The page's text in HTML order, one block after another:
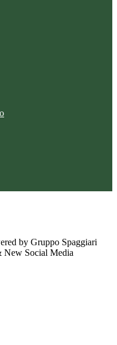
by Gruppo Spaggiari
New Social Media